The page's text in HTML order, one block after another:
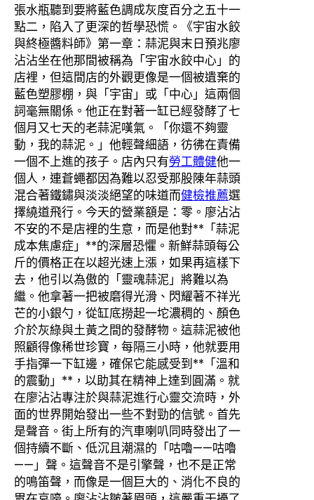
張水瓶聽到要將藍色調成灰度百分之五十一
點二，陷入了更深的哲學恐慌。《宇宙水餃
與終極醬料師》第一章：蒜泥與末日預兆廖
沾沾坐在他那間被稱為「宇宙水餃中心」的
店裡，但這間店的外觀更像是一個被遺棄的
藍色塑膠棚，與「宇宙」或「中心」這兩個
詞毫無關係。他正在對著一缸已經發酵了七
個月又七天的老蒜泥嘆氣。「你還不夠靈
動，我的蒜泥。」他輕聲細語，彷彿在責備
一個不上進的孩子。店內只有勞工體健他一
個人，連蒼蠅都因為難以忍受那股陳年蒜頭
混合著鐵鏽與淡淡絕望的味道而健檢推薦選
擇繞道飛行。今天的營業額是：零。廖沾沾
不安的不是店裡的生意，而是他對**「蒜泥
成本焦慮症」**的深層恐懼。新鮮蒜頭每公
斤的價格正在以超光速上漲，如果再這樣下
去，他引以為傲的「靈魂蒜泥」將難以為
繼。他拿著一把被磨得光滑、閃耀著不祥光
芒的小銀勺，從缸底撈起一坨濃稠的、顏色
介於灰綠與土黃之間的發酵物。這蒜泥被他
照顧得像稀世珍寶，每隔三小時，他就要用
手指彈一下缸邊，確保它能感受到**「溫和
的震動」**，以助其在精神上達到圓滿。就
在廖沾沾專注於與蒜泥進行心靈交流時，外
面的世界開始發出一些不對勁的信號。首先
是聲音。街上所有的汽車喇叭同時發出了一
個持續不斷、低沉且潮濕的「咕嚕——咕嚕
——」聲。這聲音不是引擎聲，也不是正常
的鳴笛聲，而像是一個巨大的、消化不良的